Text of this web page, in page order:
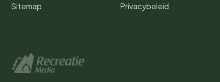
Sitemap
Privacybeleid